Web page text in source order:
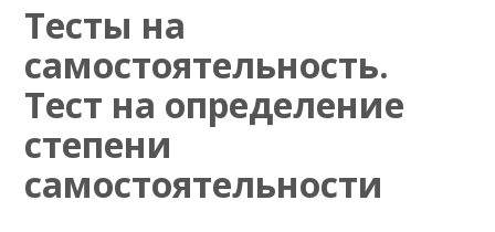
Тесты на
самостоятельность.
Тест на определение
степени
самостоятельности